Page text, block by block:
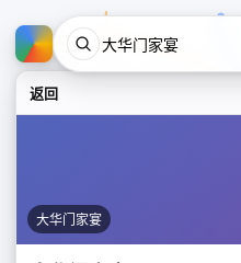
返回
大华门家宴